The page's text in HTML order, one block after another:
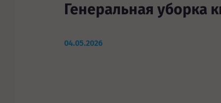
Генеральная уборка
04.05.2026